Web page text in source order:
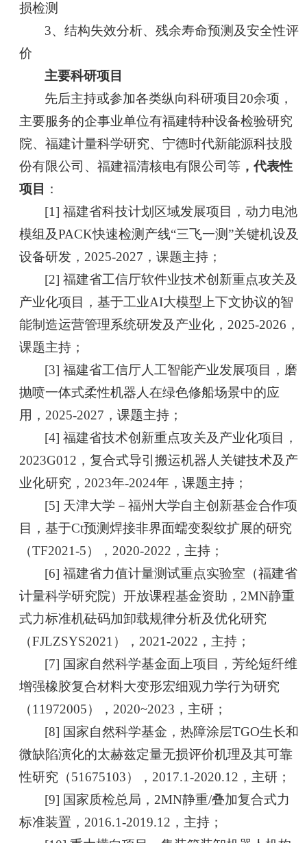
损检测
3、结构失效分析、残余寿命预测及安全性评
价
主要科研项目
先后主持或参加各类纵向科研项目20余项，
主要服务的企事业单位有福建特种设备检验研究
院、福建计量科学研究、宁德时代新能源科技股
份有限公司、福建福清核电有限公司等 ，代表性
项目
：
[1]福建省科技计划区域发展项目，动力电池
模组及PACK快速检测产线“三飞一测”关键机设及
设备研发，2025-2027，课题主持；
[2] 福建省工信厅软件业技术创新重点攻关及
产业化项目，基于工业AI大模型上下文协议的智
能制造运营管理系统研发及产业化，2025-2026，
课题主持；
[3] 福建省工信厅人工智能产业发展项目，磨
抛喷一体式柔性机器人在绿色修船场景中的应
用，2025-2027，课题主持；
[4] 福建省技术创新重点攻关及产业化项目，
2023G012，复合式导引搬运机器人关键技术及产
业化研究，2023年-2024年，课题主持；
[5] 天津大学－福州大学自主创新基金合作项
目，基于Ct预测焊接非界面蠕变裂纹扩展的研究
（TF2021-5），2020-2022，主持；
[6] 福建省力值计量测试重点实验室（福建省
计量科学研究院）开放课程基金资助，2MN静重
式力标准机砝码加卸载规律分析及优化研究
（FJLZSYS2021），2021-2022，主持；
[7] 国家自然科学基金面上项目，芳纶短纤维
增强橡胶复合材料大变形宏细观力学行为研究
（11972005），2020~2023，主研；
[8] 国家自然科学基金，热障涂层TGO生长和
微缺陷演化的太赫兹定量无损评价机理及其可靠
性研究（51675103），2017.1-2020.12，主研；
[9] 国家质检总局，2MN静重/叠加复合式力
标准装置，2016.1-2019.12，主持；